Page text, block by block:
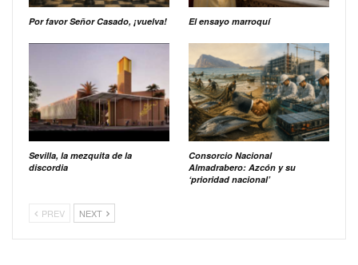
Por favor Señor Casado, ¡vuelva! El ensayo marroquí
Sevilla, la mezquita de la
discordia
Consorcio Nacional
Almadrabero: Azcón y su
‘prioridad nacional’
PREV NEXT